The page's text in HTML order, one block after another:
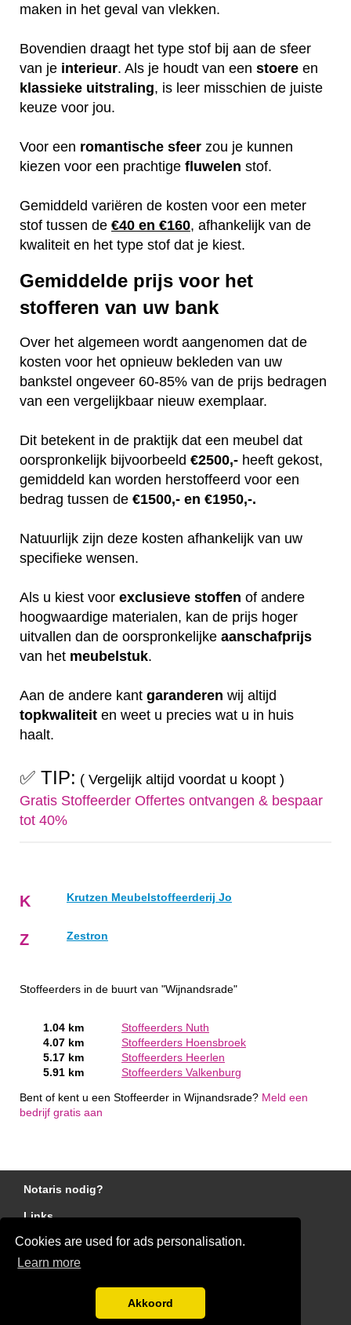
Cookies are used for ads personalisation.
Learn more
Akkoord
maken in het geval van vlekken.
Bovendien draagt het type stof bij aan de sfeer
van je interieur. Als je houdt van een stoere en
klassieke uitstraling, is leer misschien de juiste
keuze voor jou.
Voor een romantische sfeer zou je kunnen
kiezen voor een prachtige fluwelen stof.
Gemiddeld variëren de kosten voor een meter
stof tussen de €40 en €160, afhankelijk van de
kwaliteit en het type stof dat je kiest.
Gemiddelde prijs voor het
stofferen van uw bank
Over het algemeen wordt aangenomen dat de
kosten voor het opnieuw bekleden van uw
bankstel ongeveer 60-85% van de prijs bedragen
van een vergelijkbaar nieuw exemplaar.
Dit betekent in de praktijk dat een meubel dat
oorspronkelijk bijvoorbeeld €2500,- heeft gekost,
gemiddeld kan worden herstoffeerd voor een
bedrag tussen de €1500,- en €1950,-.
Natuurlijk zijn deze kosten afhankelijk van uw
specifieke wensen.
Als u kiest voor exclusieve stoffen of andere
hoogwaardige materialen, kan de prijs hoger
uitvallen dan de oorspronkelijke aanschafprijs
van het meubelstuk.
Aan de andere kant garanderen wij altijd
topkwaliteit en weet u precies wat u in huis
haalt.
✅ TIP: ( Vergelijk altijd voordat u koopt )
Gratis Stoffeerder Offertes ontvangen & bespaar
tot 40%
K Krutzen Meubelstoffeerderij Jo
Z Zestron
Stoffeerders in de buurt van "Wijnandsrade"
1.04 km
Stoffeerders Nuth
4.07 km
Stoffeerders Hoensbroek
5.17 km
Stoffeerders Heerlen
5.91 km
Stoffeerders Valkenburg
Bent of kent u een Stoffeerder in Wijnandsrade? Meld een
bedrijf gratis aan
Notaris nodig?
Links
Gratis Stoffeerder Offertes Vergelijken
Disclaimer